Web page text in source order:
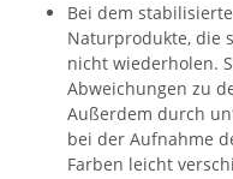
Bei dem
Naturprodukte, die
nicht wiederholen.
Abweichungen zu
Außerdem durch
bei der Aufnahme
Farben leicht